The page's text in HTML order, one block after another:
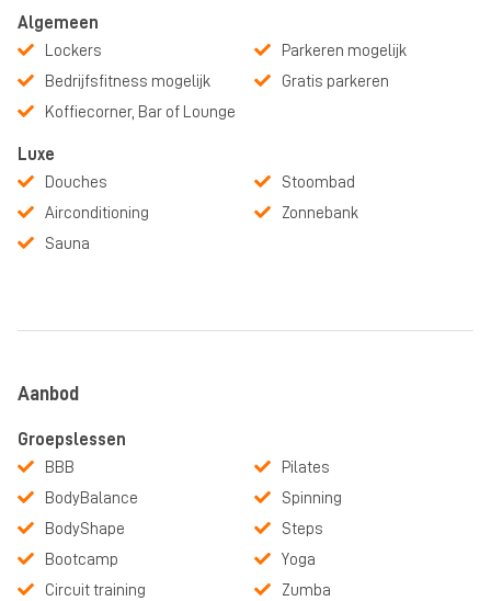
Algemeen
Lockers
Bedrijfsfitness mogelijk
Koffiecorner, Bar of Lounge
Parkeren mogelijk
Gratis parkeren
Luxe
Douches
Airconditioning
Sauna
Stoombad
Zonnebank
Aanbod
Groepslessen
BBB
BodyBalance
BodyShape
Bootcamp
Circuit training
Pilates
Spinning
Steps
Yoga
Zumba